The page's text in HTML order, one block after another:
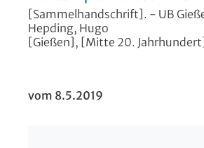
[Sammelhandschrift]. - UB
Hepding, Hugo
[Gießen], [Mitte 20.
vom 8.5.2019